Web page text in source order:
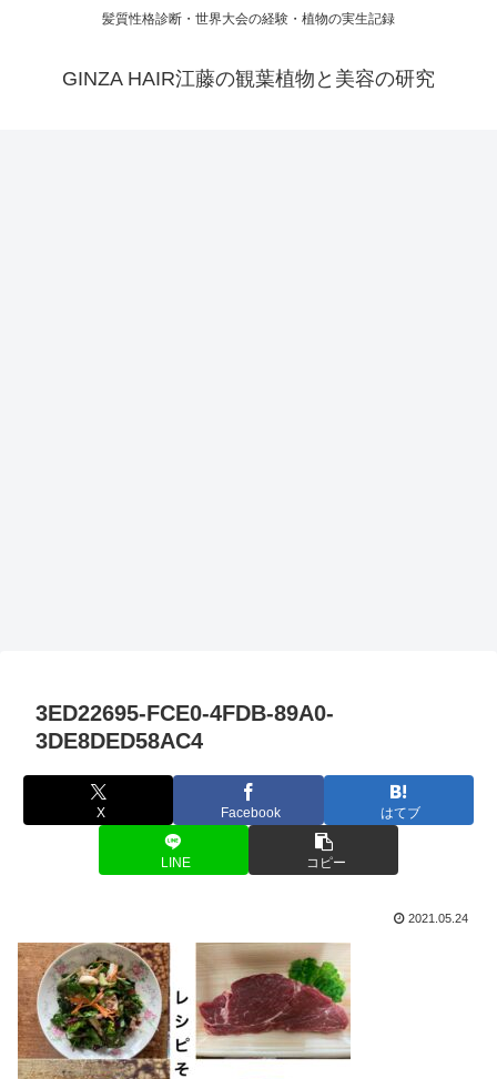
髪質性格診断・世界大会の経験・植物の実生記録
GINZA HAIR江藤の観葉植物と美容の研究
3ED22695-FCE0-4FDB-89A0-
3DE8DED58AC4
X Facebook はてブ
LINE コピー
2021.05.24